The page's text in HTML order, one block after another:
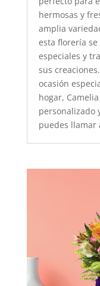
hermosas y
amplia
esta florería
especiales y
sus
ocasión
hogar,
personalizado
puedes llamar